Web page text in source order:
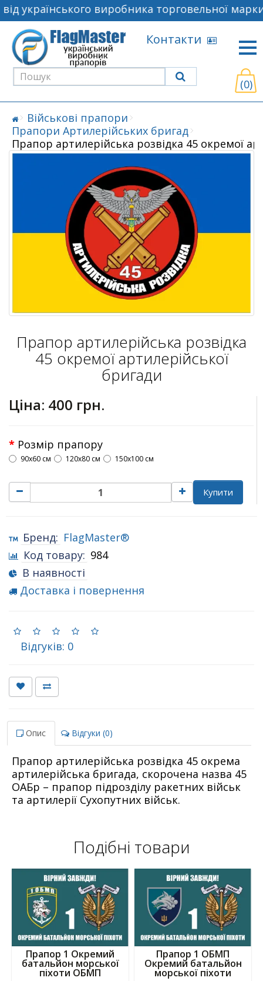
українського виробника торговельної
Контакти
(0)
Військові прапори
Прапори Артилерійських бригад
Прапор артилерійська розвідка 45 окремої
Прапор артилерійська розвідка
45 окремої артилерійської
бригади
Ціна: 400 грн.
Розмір прапору
90х60 см 120х80 см 150х100 см
Купити
Бренд: FlagMaster®
Код товару: 984
В наявності
Доставка і повернення
Відгуків: 0
Опис Відгуки (0)
Прапор артилерійська розвідка 45 окрема
артилерійська бригада, скорочена назва 45
ОАБр – прапор підрозділу ракетних військ
та артилерії Сухопутних військ.
Подібні товари
Прапор 1 Окремий
батальйон морської
піхоти ОБМП
Прапор 1 ОБМП
Окремий батальйон
морської піхоти